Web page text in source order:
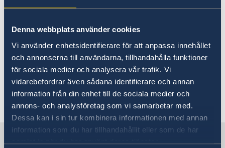
Denna webbplats använder cookies
Vi använder enhetsidentifierare för att anpassa innehållet
och annonserna till användarna, tillhandahålla funktioner
för sociala medier och analysera vår trafik. Vi
vidarebefordrar även sådana identifierare och annan
information från din enhet till de sociala medier och
annons- och analysföretag som vi samarbetar med.
Dessa kan i sin tur kombinera informationen med annan
information som du har tillhandahållit eller som de har
samlat in när du har använt deras tjänster.
Yleistä tietoa työskentelystä Ruotsissa löydät
osoitteesta Sweden.se
, Ruotsin viralliselta
verkkosivustolta. Kyseisen sivuston tiedot ovat
englanniksi. Tarkempaa tietoa suomeksi ja
ruotsiksi löydät Pohjoismaiden
ministerineuvoston tietopalvelusta
Info Pohjolasta
. Tietoa on myös
Ruotsin Migraatioviraston kotisivuilla
.